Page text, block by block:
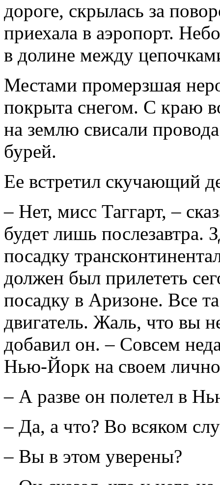
дороге, скрылась за
приехала в аэропорт.
в долине между
Местами промерзшая
покрыта снегом. С краю
на землю свисали
бурей.
Ее встретил скучающий
– Нет, мисс Таггарт, –
будет лишь послезавтра.
посадку
должен был прилететь
посадку в Аризоне. Все
двигатель. Жаль, что вы
добавил он. – Совсем
Нью-Йорк на своем
– А разве он полетел в
– Да, а что? Во всяком
– Вы в этом уверены?